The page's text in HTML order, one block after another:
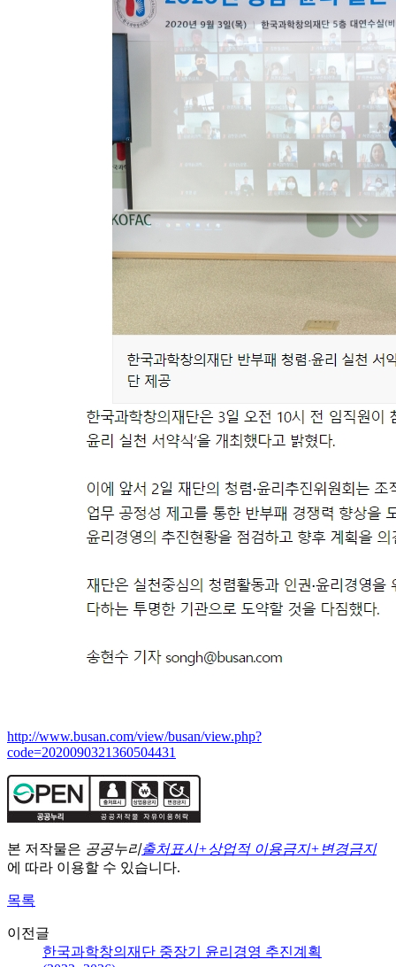
http://www.busan.com/view/busan/view.php?
code=2020090321360504431
본 저작물은 공공누리출처표시+상업적 이용금지+변경금지
에 따라 이용할 수 있습니다.
목록
이전글
한국과학창의재단 중장기 윤리경영 추진계획